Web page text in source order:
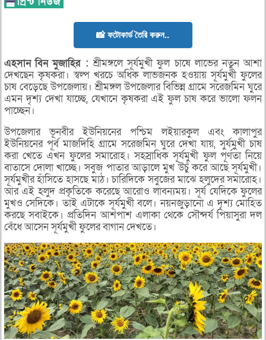
📸 ফটোকার্ড তৈরি করুন..
এহসান বিন মুজাহির: শ্রীমঙ্গলে সূর্যমুখী ফুল চাষে লাভের নতুন আশা
দেখছেন কৃষকরা। স্বল্প খরচে অধিক লাভজনক হওয়ায় সূর্যমুখী ফুলের
চাষ বেড়েছে উপজেলায়। শ্রীমঙ্গল উপজেলার বিভিন্ন গ্রামে সরেজমিন ঘুরে
এমন দৃশ্য দেখা যাচ্ছে, যেখানে কৃষকরা এই ফুল চাষ করে ভালো ফলন
পাচ্ছেন।
উপজেলার ভূনবীর ইউনিয়নের পশ্চিম লইয়ারকুল এবং কালাপুর
ইউনিয়নের পূর্ব মাজদিহি গ্রামে সরেজমিন ঘুরে দেখা যায়, সুর্যমুখী চাষ
করা খেতে এখন ফুলের সমারোহ। সহস্রাধিক সূর্যমুখী ফুল পূর্ণতা নিয়ে
বাতাসে দোলা খাচ্ছে। সবুজ পাতার আড়ালে মুখ উচুঁ করে আছে সূর্যমুখী।
সূর্যমুখীর হাঁসিতে হাসছে মাঠ। চারিদিকে সবুজের মাঝে হলুদের সমারোহ।
আর এই হলুদ প্রকৃতিকে করেছে আরোও লাবন্যময়। সূর্য যেদিকে ফুলের
মুখও সেদিকে। তাই এটাকে সূর্যমুখী বলে। নয়নজুড়ানো এ দৃশ্য মোহিত
করছে সবাইকে। প্রতিদিন আশপাশ এলাকা থেকে সৌন্দর্য পিয়াসুরা দল
বেঁধে আসেন সূর্যমুখী ফুলের বাগান দেখতে।